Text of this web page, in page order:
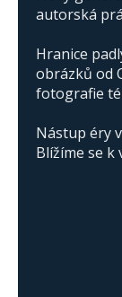
autorská
Hranice
obrázků od
fotografie
Nástup éry
Blížíme se k